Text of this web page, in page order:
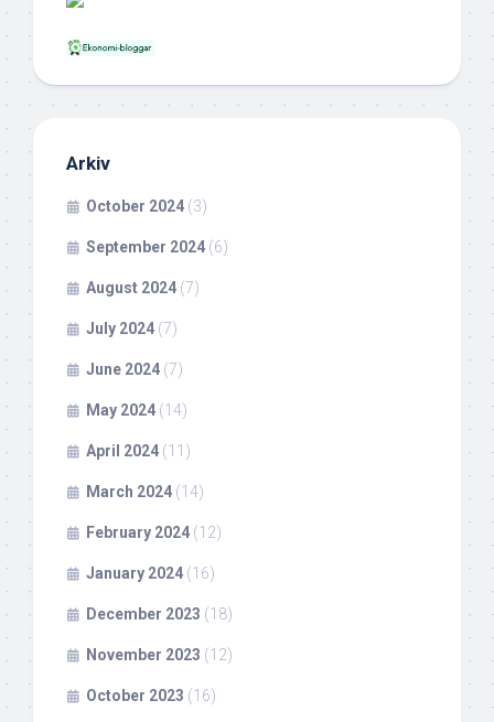
Arkiv
October 2024 (3)
September 2024 (6)
August 2024 (7)
July 2024 (7)
June 2024 (7)
May 2024 (14)
April 2024 (11)
March 2024 (14)
February 2024 (12)
January 2024 (16)
December 2023 (18)
November 2023 (12)
October 2023 (16)